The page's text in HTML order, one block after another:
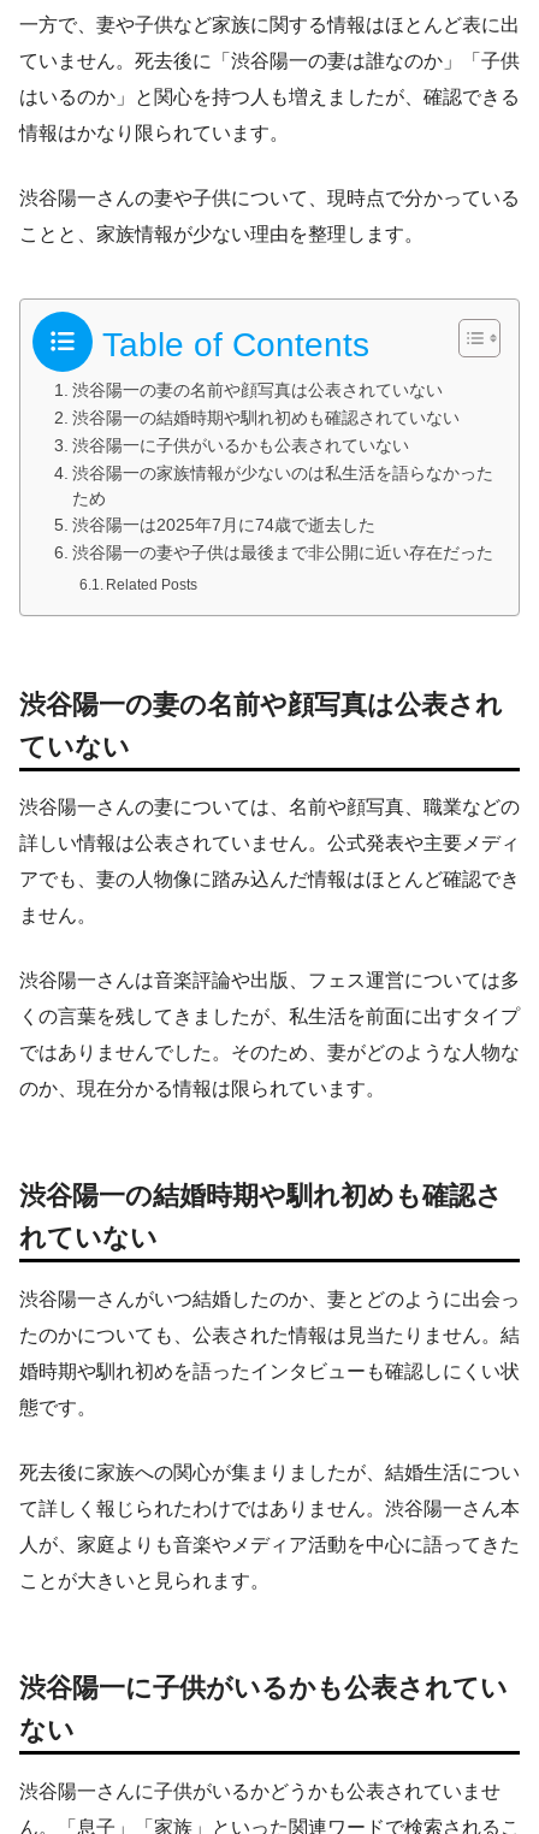
一方で、妻や子供など家族に関する情報はほとんど表に出
ていません。死去後に「渋谷陽一の妻は誰なのか」「子供
はいるのか」と関心を持つ人も増えましたが、確認できる
情報はかなり限られています。
渋谷陽一さんの妻や子供について、現時点で分かっている
ことと、家族情報が少ない理由を整理します。
Table of Contents
渋谷陽一の妻の名前や顔写真は公表されていない
渋谷陽一の結婚時期や馴れ初めも確認されていない
渋谷陽一に子供がいるかも公表されていない
渋谷陽一の家族情報が少ないのは私生活を語らなかった
ため
渋谷陽一は2025年7月に74歳で逝去した
渋谷陽一の妻や子供は最後まで非公開に近い存在だった
Related Posts
渋谷陽一の妻の名前や顔写真は公表され
ていない
渋谷陽一さんの妻については、名前や顔写真、職業などの
詳しい情報は公表されていません。公式発表や主要メディ
アでも、妻の人物像に踏み込んだ情報はほとんど確認でき
ません。
渋谷陽一さんは音楽評論や出版、フェス運営については多
くの言葉を残してきましたが、私生活を前面に出すタイプ
ではありませんでした。そのため、妻がどのような人物な
のか、現在分かる情報は限られています。
渋谷陽一の結婚時期や馴れ初めも確認さ
れていない
渋谷陽一さんがいつ結婚したのか、妻とどのように出会っ
たのかについても、公表された情報は見当たりません。結
婚時期や馴れ初めを語ったインタビューも確認しにくい状
態です。
死去後に家族への関心が集まりましたが、結婚生活につい
て詳しく報じられたわけではありません。渋谷陽一さん本
人が、家庭よりも音楽やメディア活動を中心に語ってきた
ことが大きいと見られます。
渋谷陽一に子供がいるかも公表されてい
ない
渋谷陽一さんに子供がいるかどうかも公表されていませ
ん。「息子」「家族」といった関連ワードで検索されるこ